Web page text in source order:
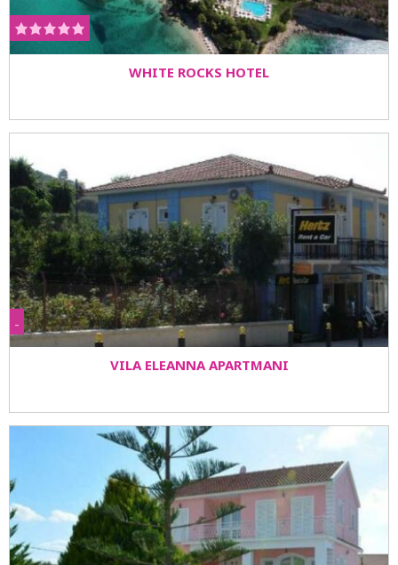
WHITE ROCKS HOTEL
-
VILA ELEANNA APARTMANI